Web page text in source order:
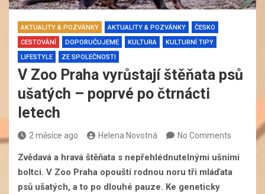
AKTUALITY & POZVÁNKY AKTUALITY & POZVÁNKY
ČESKO
CESTOVÁNÍ
DOPORUČUJEME KULTURA
KULTURNÍ TIPY
LIFESTYLE
ZE SPOLEČNOSTI
V Zoo Praha vyrůstají štěňata psů
ušatých – poprvé po čtrnácti
letech
2 měsíce ago Helena Novotná No Comments
Zvědavá a hravá štěňata s nepřehlédnutelnými ušními
boltci. V Zoo Praha opouští rodnou noru tři mláďata
psů ušatých, a to po dlouhé pauze. Ke geneticky